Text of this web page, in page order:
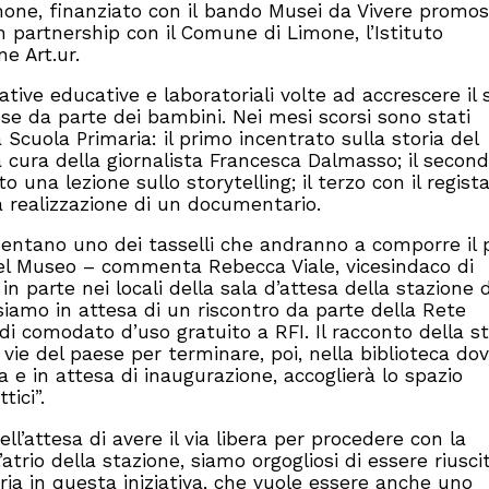
finanziato con il bando Musei da Vivere
partnership con il Comune di Limone, l’Istituto
Art.ur.
educative e laboratoriali volte ad accrescere il
da parte dei bambini. Nei mesi scorsi sono stati
Primaria: il primo incentrato sulla storia del
della giornalista Francesca Dalmasso; il
una lezione sullo storytelling; il terzo con il
di un documentario.
uno dei tasselli che andranno a comporre il
– commenta Rebecca Viale, vicesindaco di
parte nei locali della sala d’attesa della stazione
in attesa di un riscontro da parte della Rete
comodato d’uso gratuito a RFI. Il racconto della
del paese per terminare, poi, nella biblioteca
in attesa di inaugurazione, accoglierà lo spazio
di avere il via libera per procedere con la
della stazione, siamo orgogliosi di essere
in questa iniziativa, che vuole essere anche uno